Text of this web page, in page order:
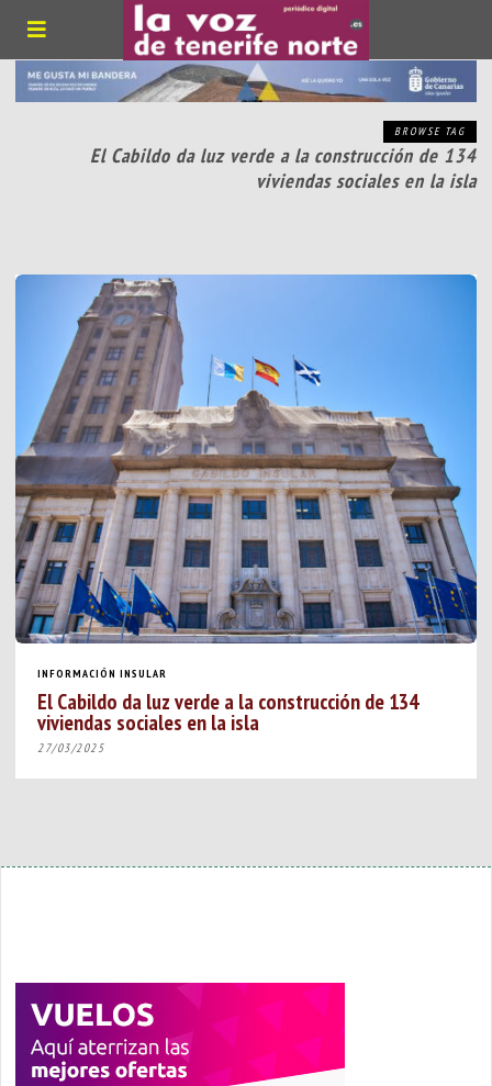
BROWSE TAG
El Cabildo da luz verde a la construcción de 134
viviendas sociales en la isla
INFORMACIÓN INSULAR
El Cabildo da luz verde a la construcción de 134
viviendas sociales en la isla
27/03/2025